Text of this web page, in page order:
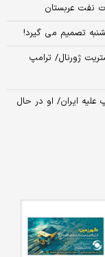
نفت عربستان
تصمیم می گیرد!
ژورنال/ ترامپ
علیه ایران/ او در حال